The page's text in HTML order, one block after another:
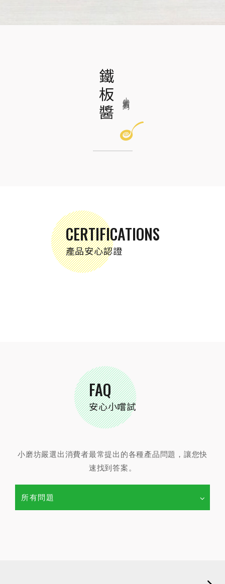
鐵板醬
CERTIFICATIONS
產品安心認證
FAQ
安心小嚐試
小磨坊嚴選出消費者最常提出的各種產品問題，讓您快
速找到答案。
所有問題